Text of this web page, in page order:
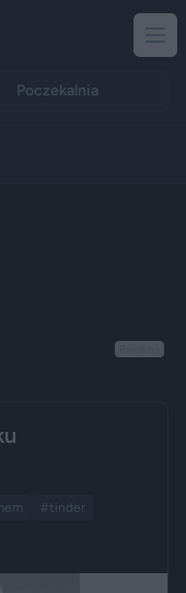
Poczekalnia
#tinder